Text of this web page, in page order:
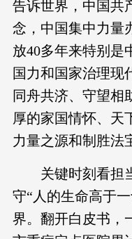
告诉世界，中国共
念，中国集中力量
放40多年来特别是
国力和国家治理现
同舟共济、守望相
厚的家国情怀、天
力量之源和制胜法
关键时刻看担
守“人的生命高于
界。翻开白皮书，